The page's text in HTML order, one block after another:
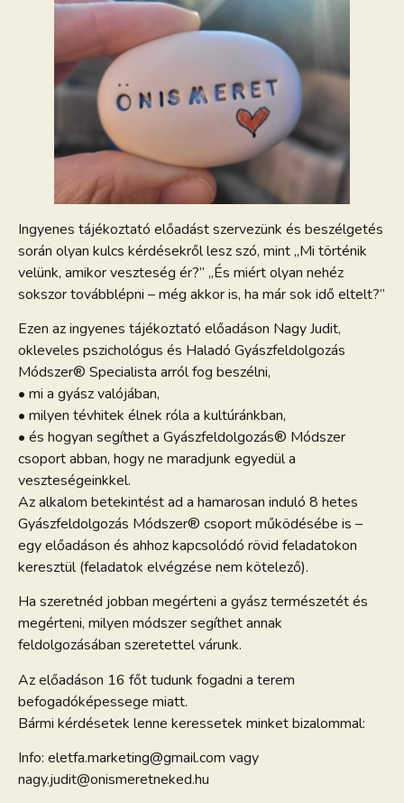
Ingyenes tájékoztató előadást szervezünk és beszélgetés
során olyan kulcs kérdésekről lesz szó, mint „Mi történik
velünk, amikor veszteség ér?” „És miért olyan nehéz
sokszor továbblépni – még akkor is, ha már sok idő eltelt?”
Ezen az ingyenes tájékoztató előadáson Nagy Judit,
okleveles pszichológus és Haladó Gyászfeldolgozás
Módszer® Specialista arról fog beszélni,
• mi a gyász valójában,
• milyen tévhitek élnek róla a kultúránkban,
• és hogyan segíthet a Gyászfeldolgozás® Módszer
csoport abban, hogy ne maradjunk egyedül a
veszteségeinkkel.
Az alkalom betekintést ad a hamarosan induló 8 hetes
Gyászfeldolgozás Módszer® csoport működésébe is –
egy előadáson és ahhoz kapcsolódó rövid feladatokon
keresztül (feladatok elvégzése nem kötelező).
Ha szeretnéd jobban megérteni a gyász természetét és
megérteni, milyen módszer segíthet annak
feldolgozásában szeretettel várunk.
Az előadáson 16 főt tudunk fogadni a terem
befogadóképessege miatt.
Bármi kérdésetek lenne keressetek minket bizalommal:
Info: eletfa.marketing@gmail.com vagy
nagy.judit@onismeretneked.hu